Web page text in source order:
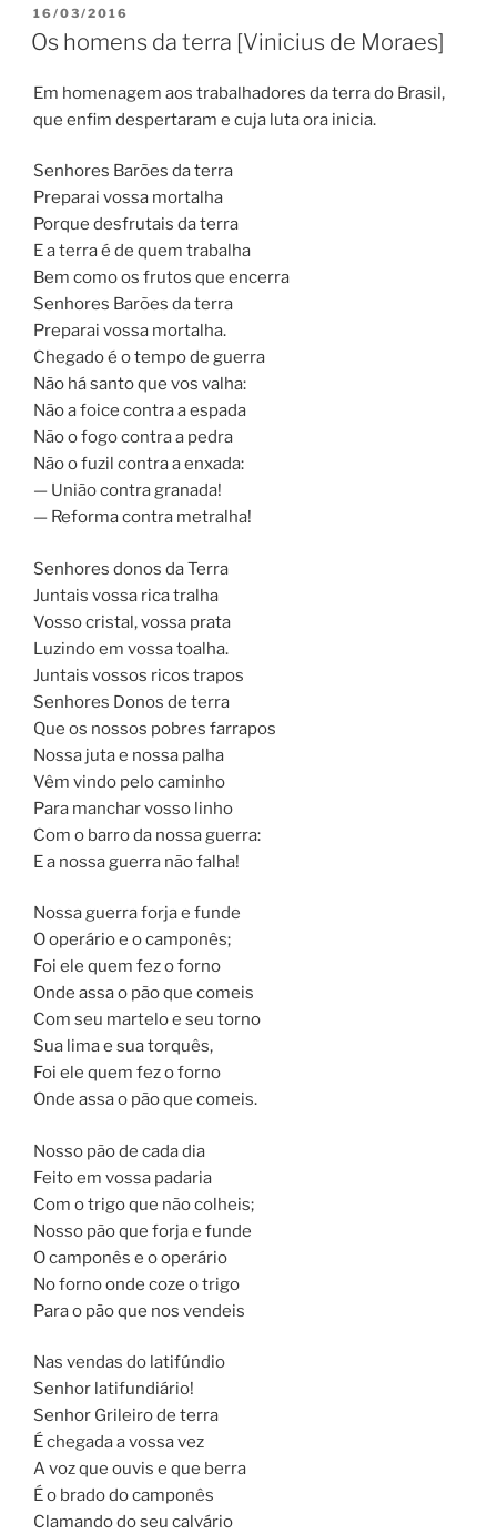
PUBLICADO
EM
16/03/2016
Os homens da terra [Vinicius de Moraes]
Em homenagem aos trabalhadores da terra do Brasil,
que enfim despertaram e cuja luta ora inicia.
Senhores Barões da terra
Preparai vossa mortalha
Porque desfrutais da terra
E a terra é de quem trabalha
Bem como os frutos que encerra
Senhores Barões da terra
Preparai vossa mortalha.
Chegado é o tempo de guerra
Não há santo que vos valha:
Não a foice contra a espada
Não o fogo contra a pedra
Não o fuzil contra a enxada:
— União contra granada!
— Reforma contra metralha!
Senhores donos da Terra
Juntais vossa rica tralha
Vosso cristal, vossa prata
Luzindo em vossa toalha.
Juntais vossos ricos trapos
Senhores Donos de terra
Que os nossos pobres farrapos
Nossa juta e nossa palha
Vêm vindo pelo caminho
Para manchar vosso linho
Com o barro da nossa guerra:
E a nossa guerra não falha!
Nossa guerra forja e funde
O operário e o camponês;
Foi ele quem fez o forno
Onde assa o pão que comeis
Com seu martelo e seu torno
Sua lima e sua torquês,
Foi ele quem fez o forno
Onde assa o pão que comeis.
Nosso pão de cada dia
Feito em vossa padaria
Com o trigo que não colheis;
Nosso pão que forja e funde
O camponês e o operário
No forno onde coze o trigo
Para o pão que nos vendeis
Nas vendas do latifúndio
Senhor latifundiário!
Senhor Grileiro de terra
É chegada a vossa vez
A voz que ouvis e que berra
É o brado do camponês
Clamando do seu calvário